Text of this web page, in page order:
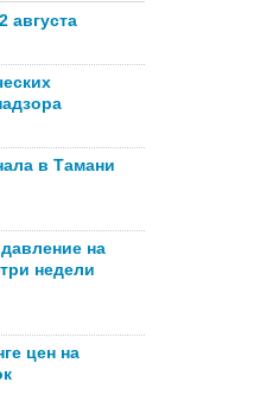
августа
в Тамани
на
недели
цен на